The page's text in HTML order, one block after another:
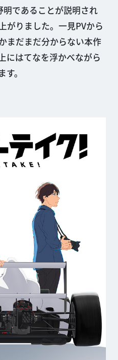
明であることが説明され
がりました。一見PVから
まだまだ分からない本作
にはてなを浮かべながら
。